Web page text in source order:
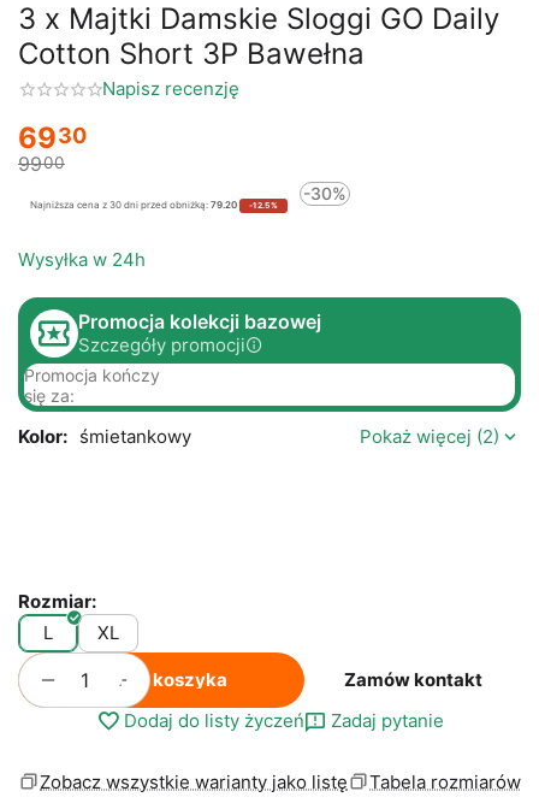
3 x Majtki Damskie Sloggi GO Daily
Cotton Short 3P Bawełna
Napisz recenzję
6930
9900
Najniższa cena z 30 dni przed obniżką: 79.20 -12.5%
-30%
Wysyłka w 24h
Promocja kolekcji bazowej
Szczegóły promocji
Promocja kończy
się za:
Kolor: śmietankowy Pokaż więcej (2)
Rozmiar:
L
XL
+
− Do koszyka
Zamów kontakt
Dodaj do listy życzeń
Zadaj pytanie
Zobacz wszystkie warianty jako listę Tabela rozmiarów